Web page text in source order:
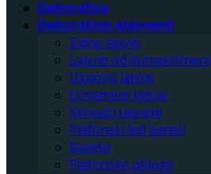
Dekorativa
Dekorativni elementi
Zidne lajsne
Lajsne od duropolimera
Ugaone lajsne
Ornament lajsne
Skrivači rasvete
Plafonski led paneli
Rozete
Plafonske obloge